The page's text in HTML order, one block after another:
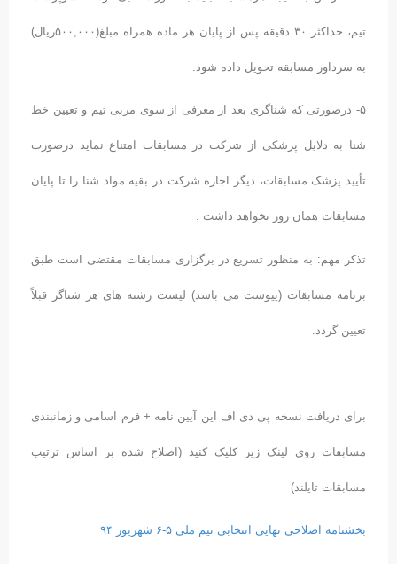
تیم، حداکثر ۳۰ دقیقه پس از پایان هر ماده همراه مبلغ(۵۰۰,۰۰۰ریال)
سرداور مسابقه تحویل داده شود.
۵- درصورتی که شناگری بعد از معرفی از سوی مربی تیم و تعیین خط
به دلایل پزشکی از شرکت در مسابقات امتناع نماید درصورت
پزشک مسابقات، دیگر اجازه شرکت در بقیه مواد شنا را تا پایان
همان روز نخواهد داشت .
مهم: به منظور تسریع در برگزاری مسابقات مقتضی است طبق
مسابقات (پیوست می باشد) لیست رشته های هر شناگر قبلاً
گردد.
دریافت نسخه پی دی اف این آیین نامه + فرم اسامی و زمانبندی
روی لینک زیر کلیک کنید (اصلاح شده بر اساس ترتیب
تایلند)
اصلاحی نهایی انتخابی تیم ملی ۵-۶ شهریور ۹۴